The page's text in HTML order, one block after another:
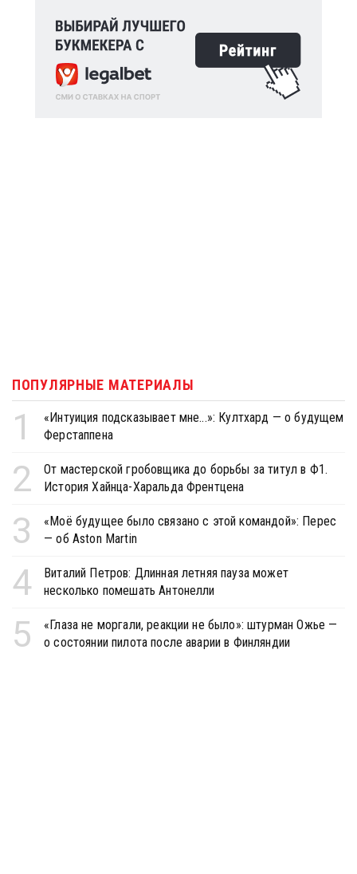
ПОПУЛЯРНЫЕ МАТЕРИАЛЫ
1
«Интуиция подсказывает мне...»: Култхард — о будущем
Ферстаппена
2
От мастерской гробовщика до борьбы за титул в Ф1.
История Хайнца-Харальда Френтцена
3
«Моё будущее было связано с этой командой»: Перес
— об Aston Martin
4
Виталий Петров: Длинная летняя пауза может
несколько помешать Антонелли
5
«Глаза не моргали, реакции не было»: штурман Ожье —
о состоянии пилота после аварии в Финляндии